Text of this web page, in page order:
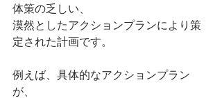
体策の乏しい、
漠然としたアクションプランにより策
定された計画です。
例えば、具体的なアクションプラン
が、